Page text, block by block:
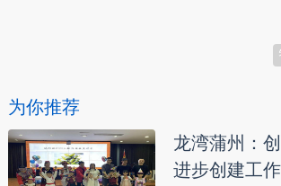
为你推荐
龙湾蒲州：
进步创建工